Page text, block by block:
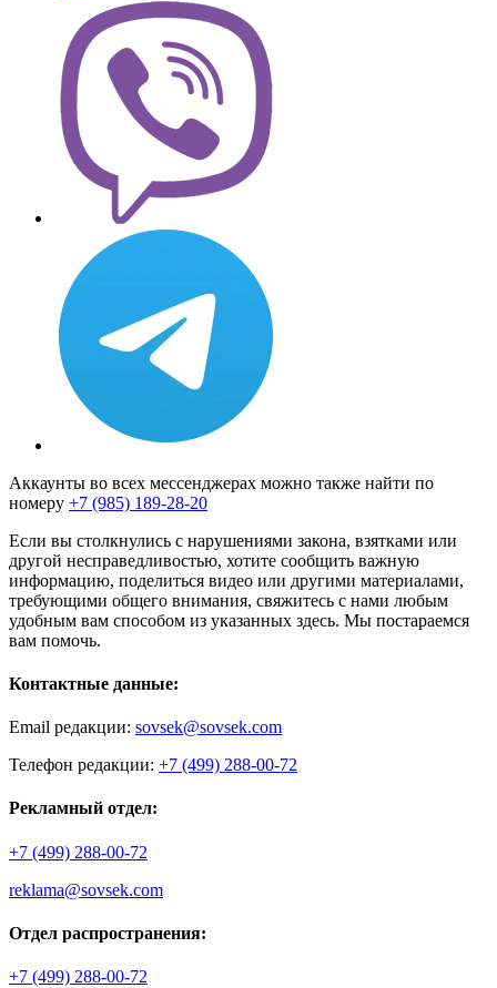
Аккаунты во всех мессенджерах можно также найти по
номеру +7 (985) 189-28-20
Если вы столкнулись с нарушениями закона, взятками или
другой несправедливостью, хотите сообщить важную
информацию, поделиться видео или другими материалами,
требующими общего внимания, свяжитесь с нами любым
удобным вам способом из указанных здесь. Мы постараемся
вам помочь.
Контактные данные:
Email редакции: sovsek@sovsek.com
Телефон редакции: +7 (499) 288-00-72
Рекламный отдел:
+7 (499) 288-00-72
reklama@sovsek.com
Отдел распространения:
+7 (499) 288-00-72